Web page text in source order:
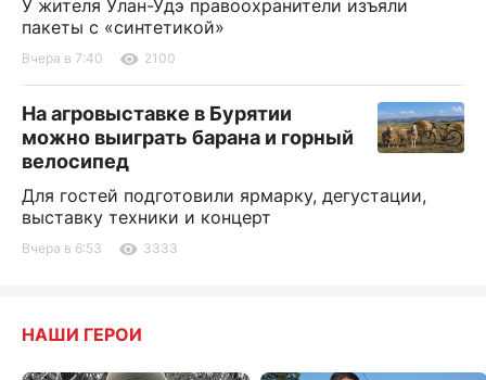
У жителя Улан-Удэ правоохранители изъяли
пакеты с «синтетикой»
Вчера в 7:40 2100
На агровыставке в Бурятии
можно выиграть барана и горный
велосипед
Для гостей подготовили ярмарку, дегустации,
выставку техники и концерт
Вчера в 6:53 3333
НАШИ ГЕРОИ